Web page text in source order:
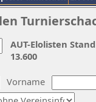
Vorname
AUT-Elolisten
13.600